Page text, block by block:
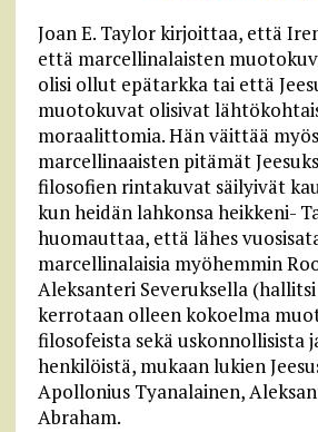
Joan E. Taylor kirjoittaa, että
että marcellinalaisten
olisi ollut epätarkka tai että
muotokuvat olisivat
moraalittomia. Hän väittää
marcellinaaisten pitämät
filosofien rintakuvat säilyivät
kun heidän lahkonsa heikkeni-
huomauttaa, että lähes
marcellinalaisia myöhemmin
Aleksanteri Severuksella (hallitsi
kerrotaan olleen kokoelma
filosofeista sekä uskonnollisista
henkilöistä, mukaan lukien
Apollonius Tyanalainen,
Abraham.